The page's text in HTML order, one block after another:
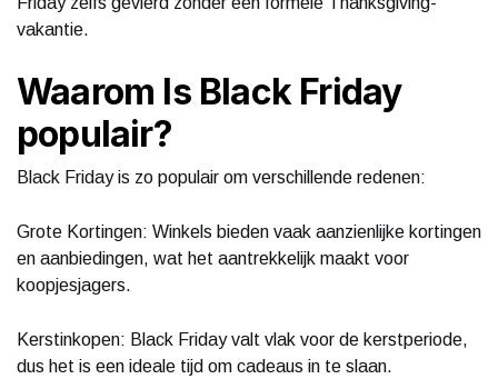
vakantie.
Waarom Is Black Friday
populair?
Black Friday is zo populair om verschillende redenen:
Grote Kortingen: Winkels bieden vaak aanzienlijke kortingen
en aanbiedingen, wat het aantrekkelijk maakt voor
koopjesjagers.
Kerstinkopen: Black Friday valt vlak voor de kerstperiode,
dus het is een ideale tijd om cadeaus in te slaan.